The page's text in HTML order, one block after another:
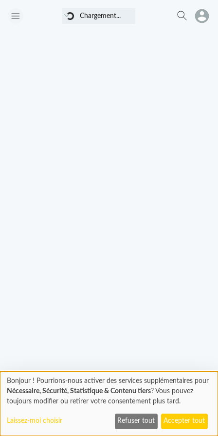
Chargement... Chargement...
Chargement
En cours...
Bonjour ! Pourrions-nous activer des services supplémentaires pour
Nécessaire, Sécurité, Statistique & Contenu tiers? Vous pouvez
toujours modifier ou retirer votre consentement plus tard.
Laissez-moi choisir Refuser tout Accepter tout